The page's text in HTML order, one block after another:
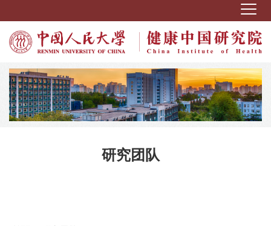
研究团队